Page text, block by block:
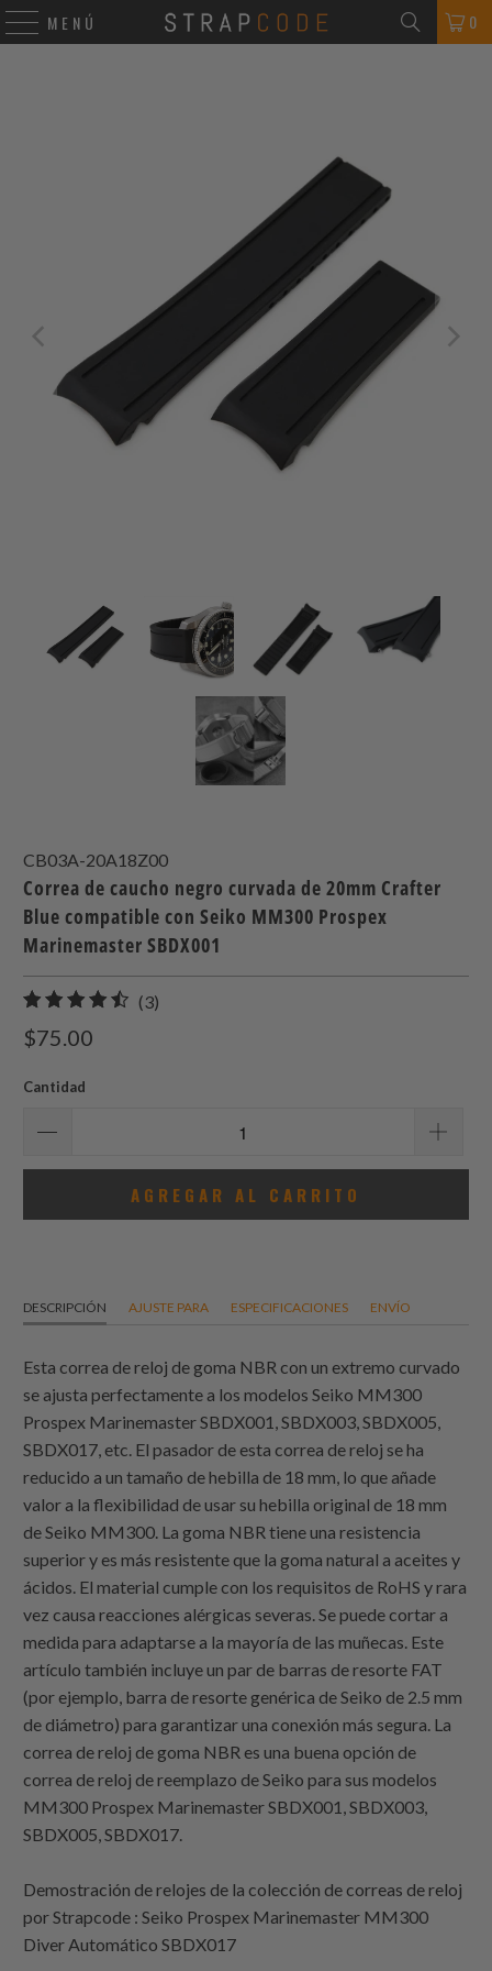
MENÚ 0
CB03A-20A18Z00
Correa de caucho negro curvada de 20mm Crafter
Blue compatible con Seiko MM300 Prospex
Marinemaster SBDX001
(3)
$75.00
Cantidad
AGREGAR AL CARRITO
DESCRIPCIÓN AJUSTE PARA ESPECIFICACIONES ENVÍO
Esta correa de reloj de goma NBR con un extremo curvado
se ajusta perfectamente a los modelos Seiko MM300
Prospex Marinemaster SBDX001, SBDX003, SBDX005,
SBDX017, etc. El pasador de esta correa de reloj se ha
reducido a un tamaño de hebilla de 18 mm, lo que añade
valor a la flexibilidad de usar su hebilla original de 18 mm
de Seiko MM300. La goma NBR tiene una resistencia
superior y es más resistente que la goma natural a aceites y
ácidos. El material cumple con los requisitos de RoHS y rara
vez causa reacciones alérgicas severas. Se puede cortar a
medida para adaptarse a la mayoría de las muñecas. Este
artículo también incluye un par de barras de resorte FAT
(por ejemplo, barra de resorte genérica de Seiko de 2.5 mm
de diámetro) para garantizar una conexión más segura. La
correa de reloj de goma NBR es una buena opción de
correa de reloj de reemplazo de Seiko para sus modelos
MM300 Prospex Marinemaster SBDX001, SBDX003,
SBDX005, SBDX017.
Demostración de relojes de la colección de correas de reloj
por Strapcode : Seiko Prospex Marinemaster MM300
Diver Automático SBDX017